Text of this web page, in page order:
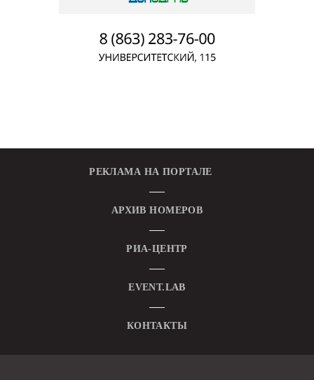
РЕКЛАМА НА ПОРТАЛЕ
АРХИВ НОМЕРОВ
РИА-ЦЕНТР
EVENT.LAB
КОНТАКТЫ